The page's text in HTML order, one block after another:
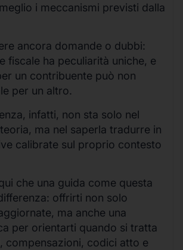
i meccanismi previsti dalla
ancora domande o dubbi:
fiscale ha peculiarità uniche, e
un contribuente può non
per un altro.
infatti, non sta solo nel
ma nel saperla tradurre in
calibrate sul proprio contesto
che una guida come questa
offrirti non solo
ma anche una
per orientarti quando si tratta
compensazioni, codici atto e